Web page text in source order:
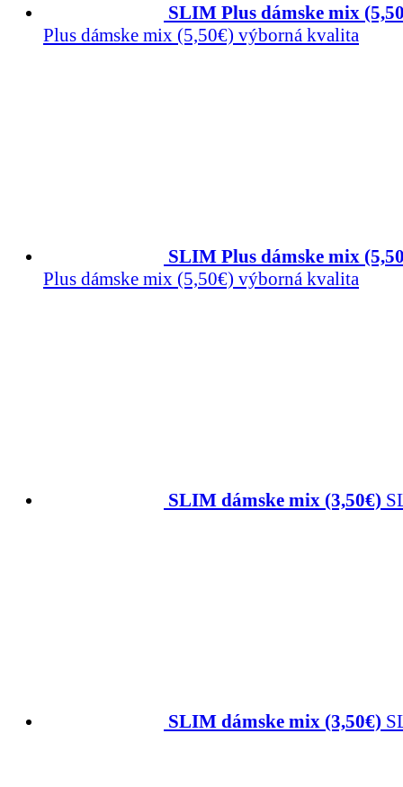
SLIM Plus dámske mix
Plus dámske mix (5,50€) výborná kvalita
SLIM Plus dámske mix
Plus dámske mix (5,50€) výborná kvalita
SLIM dámske mix (3,50€)
SLIM dámske mix (3,50€)